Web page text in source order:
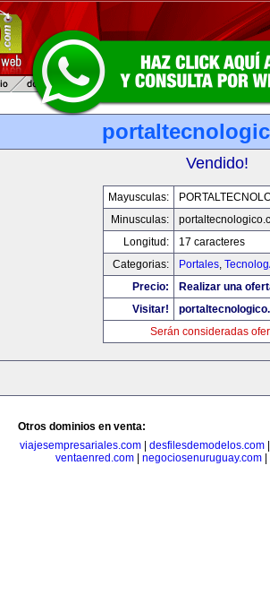
Vendido!
Mayusculas:
Minusculas:
Longitud:
17 caracteres
Categorias:
Portales,
Precio:
Realizar una
Visitar!
Serán consideradas
Otros dominios en venta:
viajesempresariales.com| desfilesdemodelos.com
ventaenred.com
negociosenuruguay.com